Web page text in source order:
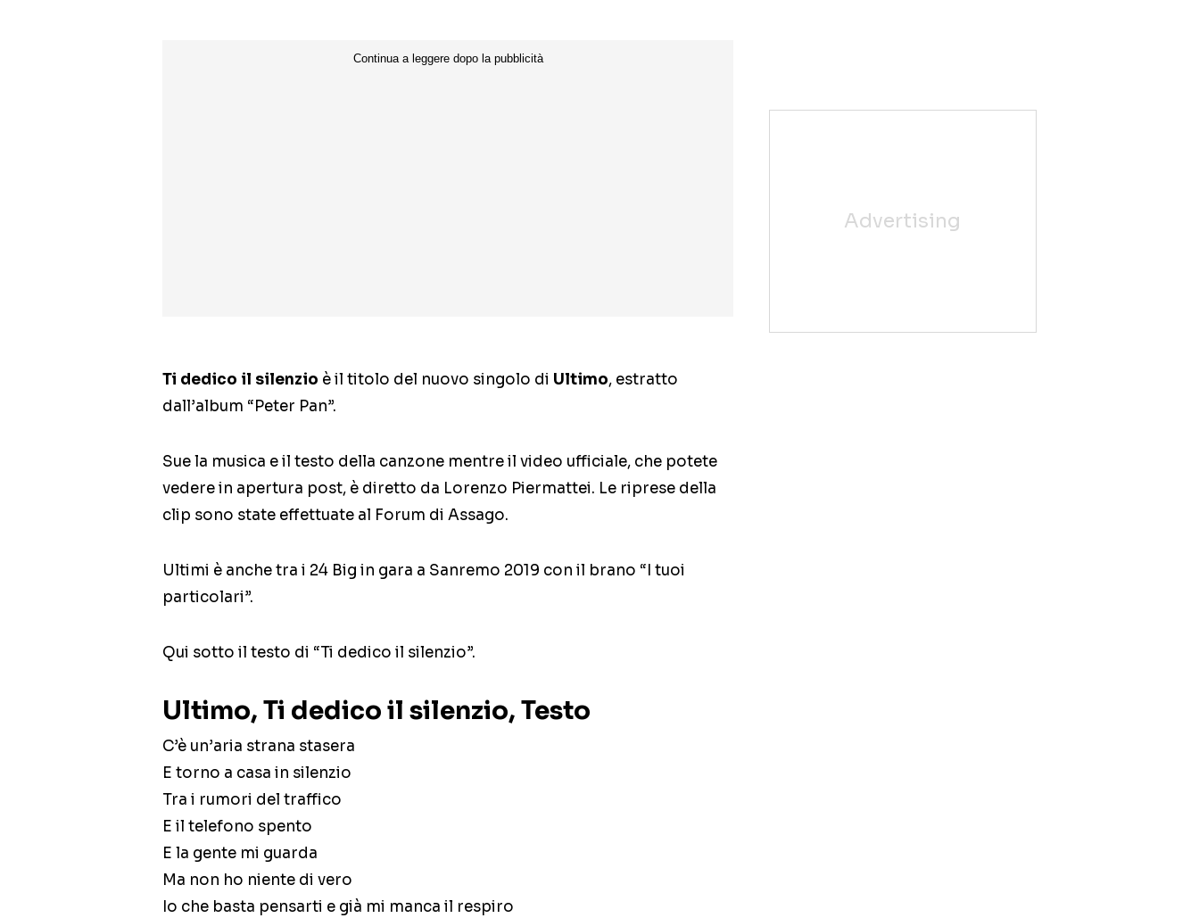
Ti dedico il silenzio è il titolo del nuovo singolo di Ultimo, estratto
dall’album “Peter Pan”.
Sue la musica e il testo della canzone mentre il video ufficiale, che potete
vedere in apertura post, è diretto da Lorenzo Piermattei. Le riprese della
clip sono state effettuate al Forum di Assago.
Ultimi è anche tra i 24 Big in gara a Sanremo 2019 con il brano “I tuoi
particolari”.
Qui sotto il testo di “Ti dedico il silenzio”.
Ultimo, Ti dedico il silenzio, Testo
C’è un’aria strana stasera
E torno a casa in silenzio
Tra i rumori del traffico
E il telefono spento
E la gente mi guarda
Ma non ho niente di vero
Io che basta pensarti e già mi manca il respiro